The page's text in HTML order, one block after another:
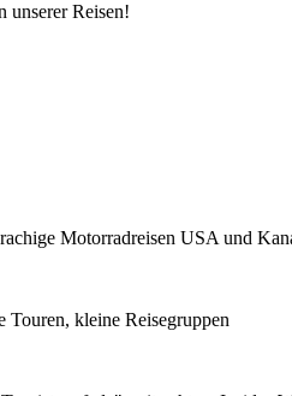
unserer Reisen!
Motorradreisen USA und
Touren, kleine Reisegruppen